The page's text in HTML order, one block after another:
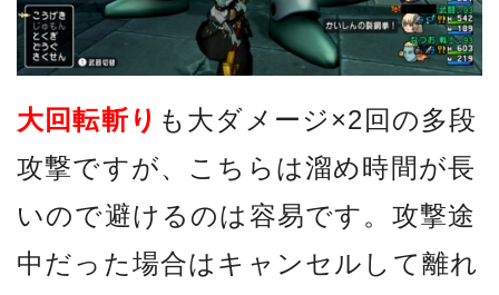
大回転斬り も大ダメージ×2回の多段
攻撃ですが、こちらは溜め時間が長
いので避けるのは容易です。攻撃途
中だった場合はキャンセルして離れ